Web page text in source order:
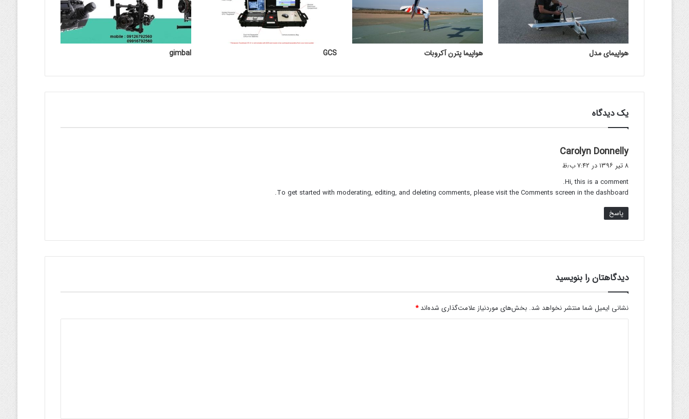
هواپیمای مدل هواپیما پترن آکروبات GCS
gimbal
یک دیدگاه
Carolyn Donnelly
۸ تیر ۱۳۹۶ در ۷:۴۲ ب٫ظ
Hi, this is a comment.
To get started with moderating, editing, and deleting comments, please visit the Comments screen in the dashboard.
پاسخ
دیدگاهتان را بنویسید
نشانی ایمیل شما منتشر نخواهد شد. بخش‌های موردنیاز علامت‌گذاری شده‌اند*